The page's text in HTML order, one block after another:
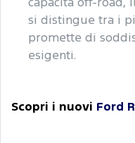
capacità off-road,
si distingue tra i
promette di
esigenti.
Scopri i nuovi Ford